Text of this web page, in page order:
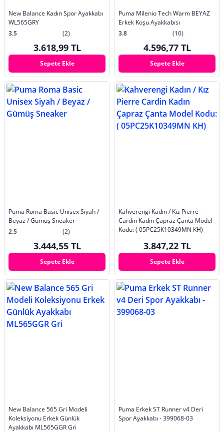
New Balance Kadın Spor Ayakkabı
WL565GRY
3.5
(2)
3.618,99 TL
Sepete Ekle
Puma Milenio Tech Warm BEYAZ
Erkek Koşu Ayakkabısı
3.8
(10)
4.596,77 TL
Sepete Ekle
Puma Roma Basic Unisex Siyah /
Beyaz / Gümüş Sneaker
2.5
(2)
3.444,55 TL
Sepete Ekle
Kahverengi Kadın / Kız Pierre
Cardin Kadın Çapraz Çanta Model
Kodu: ( 05PC25K10349MN KH)
3.847,22 TL
Sepete Ekle
New Balance 565 Gri Modeli
Koleksiyonu Erkek Günlük
Ayakkabı ML565GGR Gri
Puma Erkek ST Runner v4 Deri
Spor Ayakkabı - 399068-03